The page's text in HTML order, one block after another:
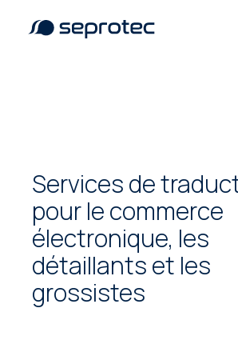
Services de
pour le commerce
électronique, les
détaillants et les
grossistes